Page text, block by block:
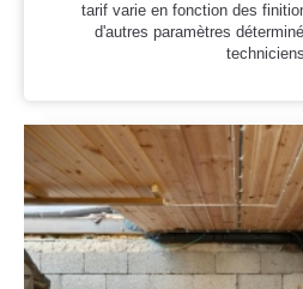
tarif varie en fonction des
d'autres paramètres